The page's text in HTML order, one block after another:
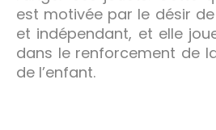
est motivée par le désir
et indépendant, et elle
dans le renforcement de
de l’enfant.